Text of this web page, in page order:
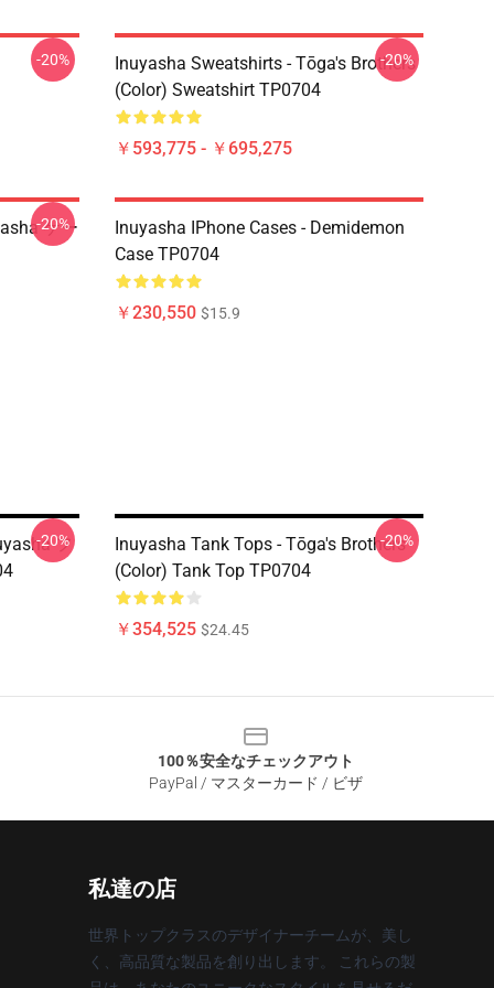
-20%
Inuyasha Sweatshirts - Tōga's Brothers
(color) Sweatshirt TP0704
￥593,775 - ￥695,275
-20%
ケー
-20%
Inuyasha IPhone Cases - Demidemon
Case TP0704
￥230,550 $15.9
フ
-20%
Inuyasha Tank Tops - Tōga's Brothers
(color) Tank Top TP0704
￥354,525 $24.45
-20%
100％安全なチェックアウト
PayPal / マスターカード / ビザ
私達の店
世界トップクラスのデザイナーチームが、美し
く、高品質な製品を創り出します。 これらの製